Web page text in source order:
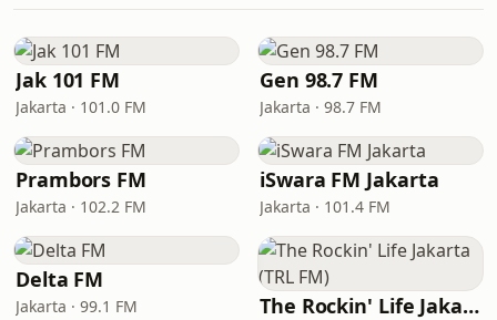
Jak 101 FM
Jakarta · 101.0 FM
Gen 98.7 FM
Jakarta · 98.7 FM
Prambors FM
Jakarta · 102.2 FM
iSwara FM Jakarta
Jakarta · 101.4 FM
Delta FM
Jakarta · 99.1 FM The Rockin' Life Jakarta (TRL FM)